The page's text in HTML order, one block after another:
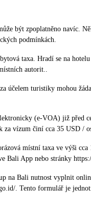
být zpoplatněno navíc.
podmínkách.
taxa. Hradí se na
autorit..
účelem turistiky mohou
(e-VOA) již před
za vízum činí cca 35 USD /
místní taxa ve výši cca
Bali App nebo stránky
na Bali nutnost vyplnit
. Tento formulář je